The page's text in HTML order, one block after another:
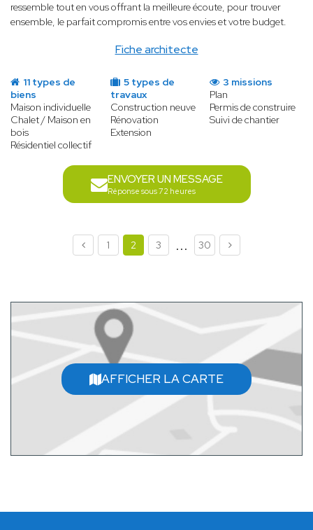
Fiche architecte
ressemble tout en vous offrant la meilleure écoute, pour trouver
ensemble, le parfait compromis entre vos envies et votre budget.
11 types de
biens
Maison individuelle
Chalet / Maison en
bois
Résidentiel collectif
5 types de
travaux
Construction neuve
Rénovation
Extension
3 missions
Plan
Permis de construire
Suivi de chantier
ENVOYER UN MESSAGE
Réponse sous 72 heures
1 2 3 ... 30
AFFICHER LA CARTE